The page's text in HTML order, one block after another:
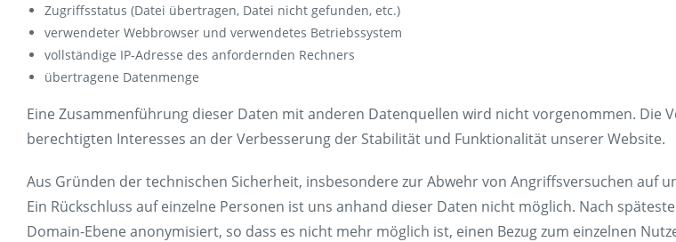
Zugriffsstatus (Datei übertragen, Datei nicht gefunden, etc.)
verwendeter Webbrowser und verwendetes Betriebssystem
vollständige IP-Adresse des anfordernden Rechners
übertragene Datenmenge
Eine Zusammenführung dieser Daten mit anderen Datenquellen wird nicht vorgenommen. Die
berechtigten Interesses an der Verbesserung der Stabilität und Funktionalität unserer Website.
Aus Gründen der technischen Sicherheit, insbesondere zur Abwehr von Angriffsversuchen auf
Ein Rückschluss auf einzelne Personen ist uns anhand dieser Daten nicht möglich. Nach
Domain-Ebene anonymisiert, so dass es nicht mehr möglich ist, einen Bezug zum einzelnen